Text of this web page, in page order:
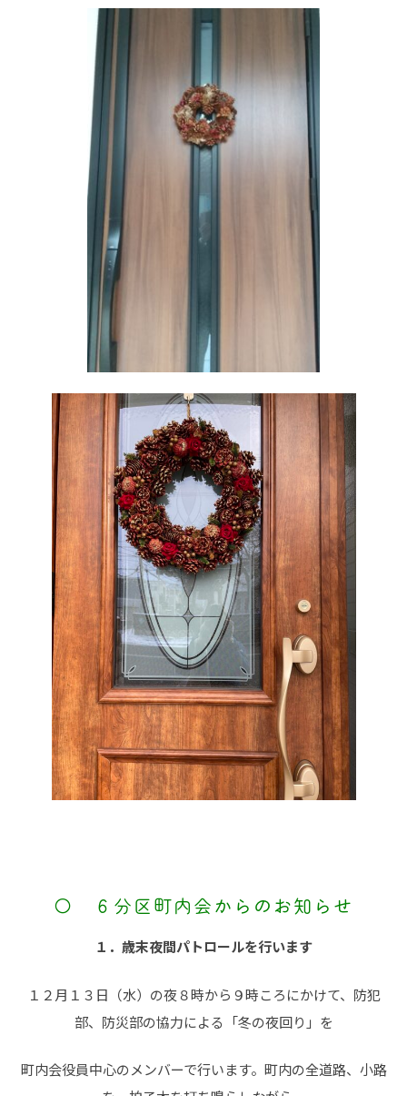
〇 ６分区町内会からのお知らせ
１．歳末夜間パトロールを行います
１２月１３日（水）の夜８時から９時ころにかけて、防犯
部、防災部の協力による「冬の夜回り」を
町内会役員中心のメンバーで行います。町内の全道路、小路